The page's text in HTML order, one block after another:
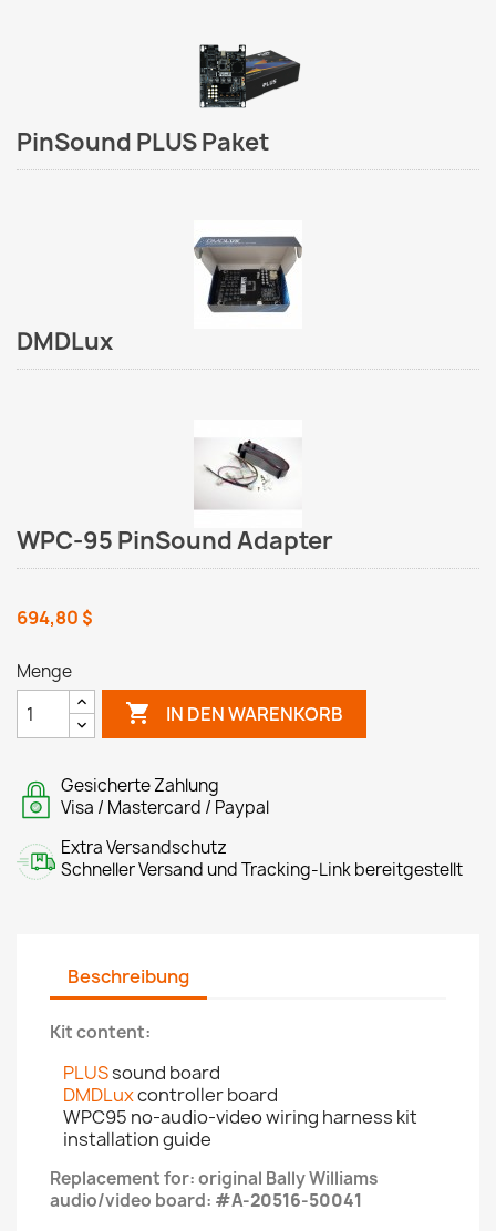
PinSound PLUS Paket
DMDLux
WPC-95 PinSound Adapter
694,80 $
Menge
 IN DEN WARENKORB
Gesicherte Zahlung
Visa / Mastercard / Paypal
Extra Versandschutz
Schneller Versand und Tracking-Link bereitgestellt
Beschreibung
Kit content:
PLUSsound board
DMDLuxcontroller board
WPC95 no-audio-video wiring harness kit
installation guide
Replacement for: original Bally Williams
audio/video board: #A-20516-50041